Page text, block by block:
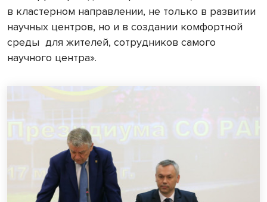
в кластерном направлении, не только в развитии
научных центров, но и в создании комфортной
среды для жителей, сотрудников самого
научного центра».